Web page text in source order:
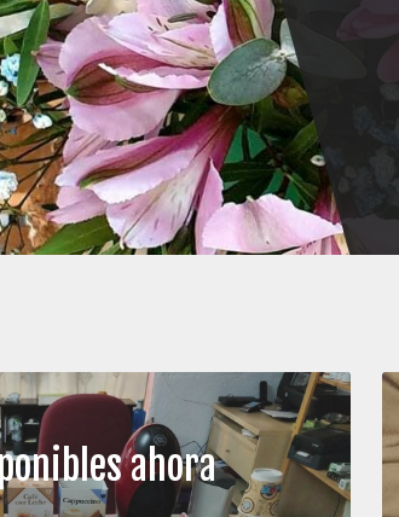
ahora